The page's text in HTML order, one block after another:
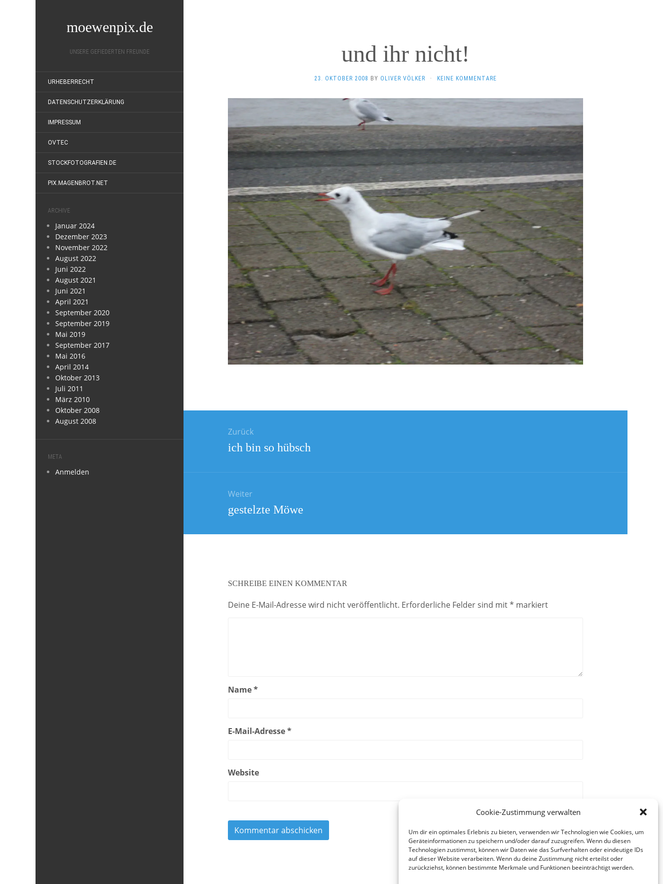
Cookie-Zustimmung verwalten
Um dir ein optimales Erlebnis zu bieten, verwenden wir Technologien wie Cookies, um
Geräteinformationen zu speichern und/oder darauf zuzugreifen. Wenn du diesen
Technologien zustimmst, können wir Daten wie das Surfverhalten oder eindeutige IDs
auf dieser Website verarbeiten. Wenn du deine Zustimmung nicht erteilst oder
zurückziehst, können bestimmte Merkmale und Funktionen beeinträchtigt werden.
moewenpix.de
UNSERE GEFIEDERTEN FREUNDE
URHEBERRECHT
DATENSCHUTZERKLÄRUNG
IMPRESSUM
OVTEC
STOCKFOTOGRAFIEN.DE
PIX.MAGENBROT.NET
ARCHIVE
Januar 2024
Dezember 2023
November 2022
August 2022
Juni 2022
August 2021
Juni 2021
April 2021
September 2020
September 2019
Mai 2019
September 2017
Mai 2016
April 2014
Oktober 2013
Juli 2011
März 2010
Oktober 2008
August 2008
META
Anmelden
und ihr nicht!
23. OKTOBER 2008 BY OLIVER VÖLKER · KEINE KOMMENTARE
Zurück
Vorheriger
ich bin so hübsch
Weiter
Nächster
Beitrag:
gestelzte Möwe
SCHREIBE EINEN KOMMENTAR
Deine E-Mail-Adresse wird nicht veröffentlicht. Erforderliche Felder sind mit* markiert
Name*
E-Mail-Adresse*
Website